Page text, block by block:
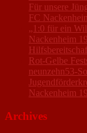
Für unsere
FC
„1:0 für ein
Nackenheim
Rot-Gelbe
neunzehn53-
Nackenheim
Archives